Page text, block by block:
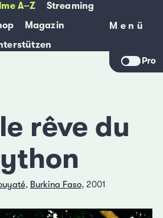
A–Z
Streaming
Magazin
Menü
Menü
Pro
rêve du
, Burkina Faso, 2001